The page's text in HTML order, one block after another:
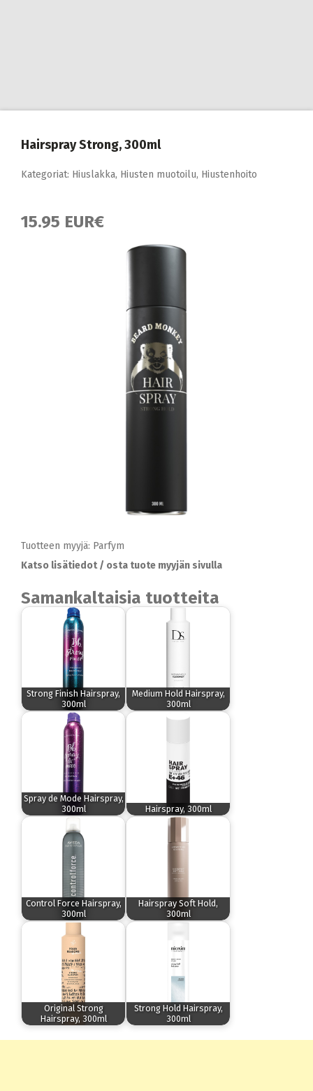
Hairspray Strong, 300ml
Kategoriat: Hiuslakka, Hiusten muotoilu, Hiustenhoito
15.95 EUR€
Tuotteen myyjä: Parfym
Katso lisätiedot / osta tuote myyjän sivulla
Samankaltaisia tuotteita
Strong Finish Hairspray,
300ml
Medium Hold Hairspray,
300ml
Spray de Mode Hairspray,
300ml
Hairspray, 300ml
Control Force Hairspray,
300ml
Hairspray Soft Hold,
300ml
Original Strong
Hairspray, 300ml
Strong Hold Hairspray,
300ml